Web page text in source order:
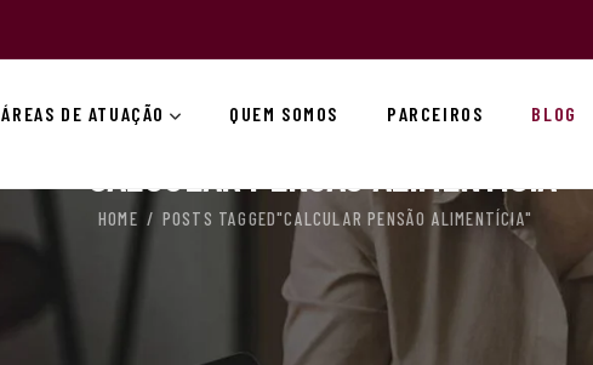
ÁREAS DE ATUAÇÃO QUEM SOMOS PARCEIROS BLOG
HOME POSTS TAGGED"CALCULAR PENSÃO ALIMENTÍCIA"